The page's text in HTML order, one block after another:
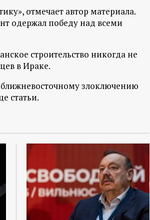
отмечает автор материала.
одержал победу над всеми
строительство никогда не
в Ираке.
злоключению
статьи.